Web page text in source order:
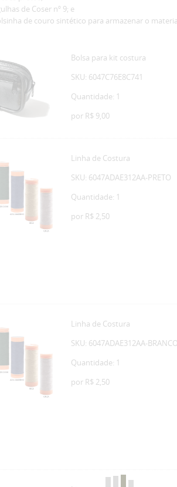
de Coser nº 9; e
de couro sintético para armazenar o
Bolsa para kit costura
SKU: 6047C76E8C741
Quantidade: 1
por R$ 9,00
Linha de Costura
SKU: 6047ADAE312AA-PRETO
Quantidade: 1
por R$ 2,50
Linha de Costura
SKU: 6047ADAE312AA-BRANCO
Quantidade: 1
por R$ 2,50